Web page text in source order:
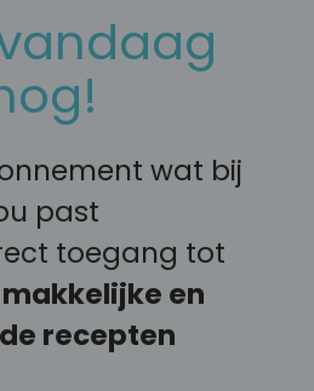
wat bij
past
toegang tot
en
recepten